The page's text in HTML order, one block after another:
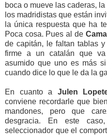
boca o mueve las caderas,
los madridistas que están
la única respuesta que ha
Poca cosa. Pues al de
de capitán, le faltan tablas
firme a un catalán que
asumido que uno es más
cuando dice lo que le da la
En cuanto a Julen
conviene recordarle que
mandones, pero que
desgracia. En este
seleccionador que el